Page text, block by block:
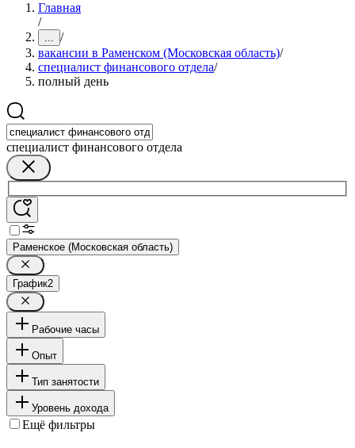
Главная
/
... /
вакансии в Раменском (Московская область)/
специалист финансового отдела/
полный день
специалист финансового отдела
Раменское (Московская область)
График2
Рабочие часы
Опыт
Тип занятости
Уровень дохода
Ещё фильтры